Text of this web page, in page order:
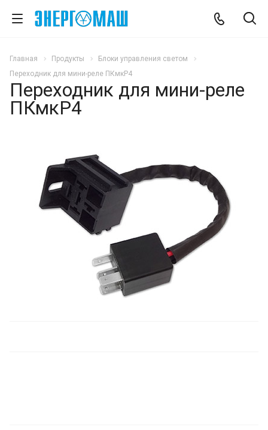
Главная Продукты
Блоки управления светом
Переходник для мини-реле ПКмкР4
Переходник для мини-реле
ПКмкР4